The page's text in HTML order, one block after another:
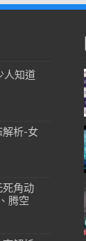
人知道
解析-女
死角动
腾空